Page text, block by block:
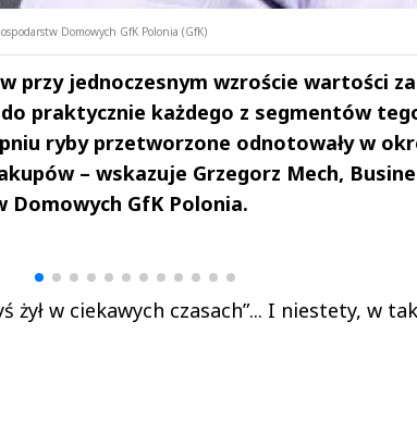
Domowych GfK Polonia (GfK)
przy jednoczesnym wzroście wartości
praktycznie każdego z segmentów
ryby przetworzone odnotowały w
– wskazuje Grzegorz Mech,
Domowych GfK Polonia.
w ciekawych czasach”... I niestety, w